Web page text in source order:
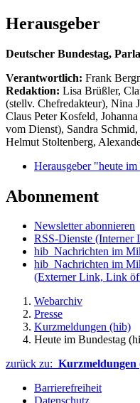
Herausgeber
Deutscher Bundestag,
Verantwortlich: Frank
Redaktion: Lisa Brüßler,
(stellv. Chefredakteur), Nina
Claus Peter Kosfeld,
vom Dienst), Sandra
Helmut Stoltenberg,
Herausgeber "heute
Abonnement
Newsletter abonnieren
RSS-Dienste (Interner
hib_Nachrichten im
hib_Nachrichten im
(Externer Link, Link
Webarchiv
Presse
Kurzmeldungen (hib)
Heute im Bundestag
zurück zu: Kurzmeldungen
Barrierefreiheit